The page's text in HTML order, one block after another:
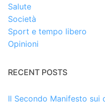
Salute
Società
Sport e tempo libero
Opinioni
RECENT POSTS
Il Secondo Manifesto sui